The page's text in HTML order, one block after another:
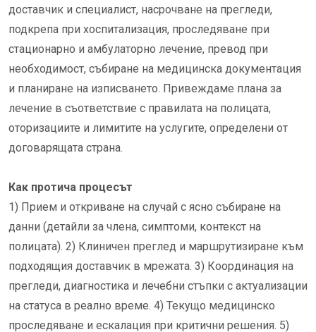
доставчик и специалист, насрочване на прегледи,
подкрепа при хоспитализация, проследяване при
стационарно и амбулаторно лечение, превод при
необходимост, събиране на медицинска документация
и планиране на изписването. Привеждаме плана за
лечение в съответствие с правилата на полицата,
оторизациите и лимитите на услугите, определени от
договарящата страна.
Как протича процесът
1) Прием и откриване на случай с ясно събиране на
данни (детайли за члена, симптоми, контекст на
полицата). 2) Клиничен преглед и маршрутизиране към
подходящия доставчик в мрежата. 3) Координация на
прегледи, диагностика и лечебни стъпки с актуализации
на статуса в реално време. 4) Текущо медицинско
проследяване и ескалация при критични решения. 5)